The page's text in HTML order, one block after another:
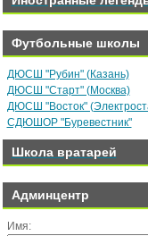
Футбольные школы
ДЮСШ "Рубин" (Казань)
ДЮСШ "Старт" (Москва)
ДЮСШ "Восток"
СДЮШОР "Буревестник"
Школа вратарей
Админцентр
Имя: